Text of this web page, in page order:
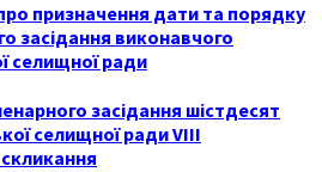
призначення дати та порядку
засідання виконавчого
селищної ради
засідання шістдесят
селищної ради VIII